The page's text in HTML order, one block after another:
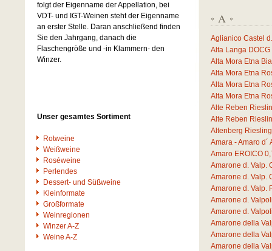
* A *
Aglianico Castel
Alta Langa
Alta Mora Etna
Alta Mora Etna
Alta Mora Etna
Alta Mora Etna
Alte Reben
Alte Reben
Altenberg
Amara - Amaro d´
Amaro EROICO
Amarone d. Valp.
Amarone d. Valp.
Amarone d. Valp.
Amarone d.
Amarone d.
Amarone della
Amarone della
Amarone della
folgt der Eigenname der Appellation, bei
VDT- und IGT-Weinen steht der Eigenname
an erster Stelle. Daran anschließend finden
Sie den Jahrgang, danach die
Flaschengröße und -in Klammern- den
Winzer.
Unser gesamtes Sortiment
Rotweine
Weißweine
Roséweine
Perlendes
Dessert- und Süßweine
Kleinformate
Großformate
Weinregionen
Winzer A-Z
Weine A-Z